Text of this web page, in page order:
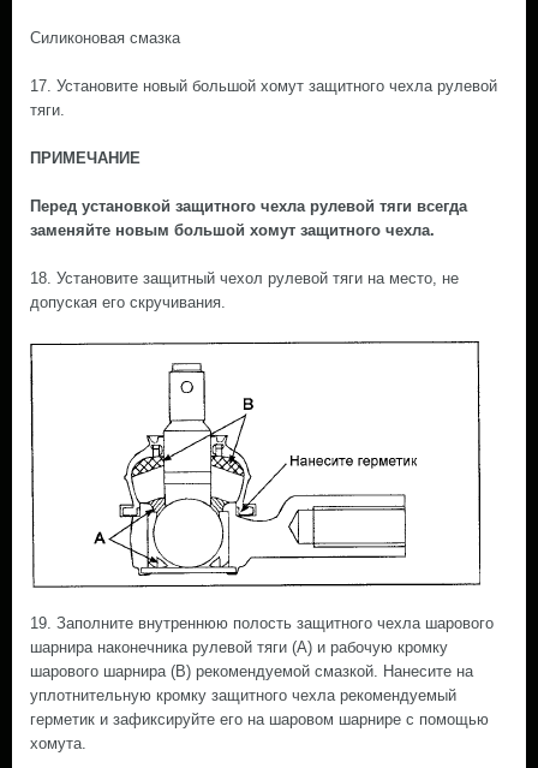
Силиконовая смазка
17. Установите новый большой хомут защитного чехла рулевой
тяги.
ПРИМЕЧАНИЕ
Перед установкой защитного чехла рулевой тяги всегда
заменяйте новым большой хомут защитного чехла.
18. Установите защитный чехол рулевой тяги на место, не
допуская его скручивания.
19. Заполните внутреннюю полость защитного чехла шарового
шарнира наконечника рулевой тяги (A) и рабочую кромку
шарового шарнира (B) рекомендуемой смазкой. Нанесите на
уплотнительную кромку защитного чехла рекомендуемый
герметик и зафиксируйте его на шаровом шарнире с помощью
хомута.